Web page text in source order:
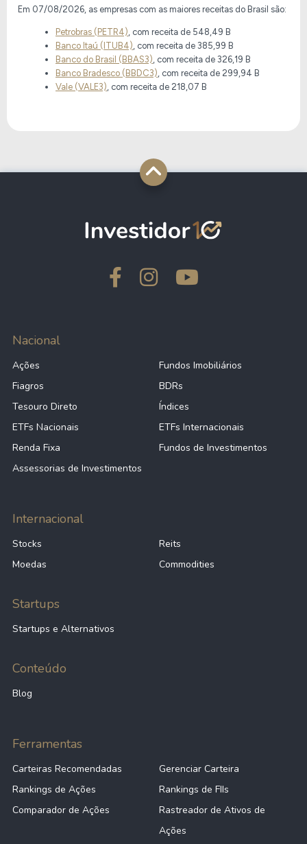
Em 07/08/2026, as empresas com as maiores receitas do Brasil são:
Petrobras (PETR4), com receita de 548,49 B
Banco Itaú (ITUB4), com receita de 385,99 B
Banco do Brasil (BBAS3), com receita de 326,19 B
Banco Bradesco (BBDC3), com receita de 299,94 B
Vale (VALE3), com receita de 218,07 B
Nacional
Ações
Fundos Imobiliários
Fiagros
BDRs
Tesouro Direto
Índices
ETFs Nacionais
ETFs Internacionais
Renda Fixa
Fundos de Investimentos
Assessorias de Investimentos
Internacional
Stocks
Reits
Moedas
Commodities
Startups
Startups e Alternativos
Conteúdo
Blog
Ferramentas
Carteiras Recomendadas
Gerenciar Carteira
Rankings de Ações
Rankings de FIIs
Comparador de Ações
Rastreador de Ativos de
Ações